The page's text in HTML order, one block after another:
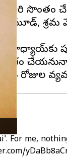
సొంతం
శ్రమ
me,